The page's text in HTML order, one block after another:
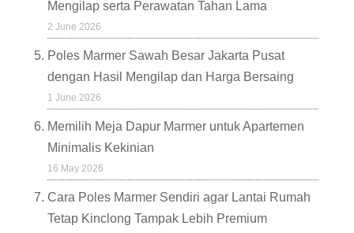
Mengilap serta Perawatan Tahan Lama
2 June 2026
Poles Marmer Sawah Besar Jakarta Pusat
dengan Hasil Mengilap dan Harga Bersaing
1 June 2026
Memilih Meja Dapur Marmer untuk Apartemen
Minimalis Kekinian
16 May 2026
Cara Poles Marmer Sendiri agar Lantai Rumah
Tetap Kinclong Tampak Lebih Premium